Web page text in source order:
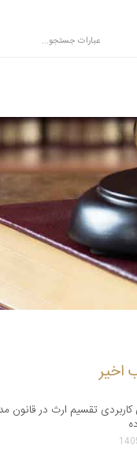
اخیر
کاربردی تقسیم ارث در قانون